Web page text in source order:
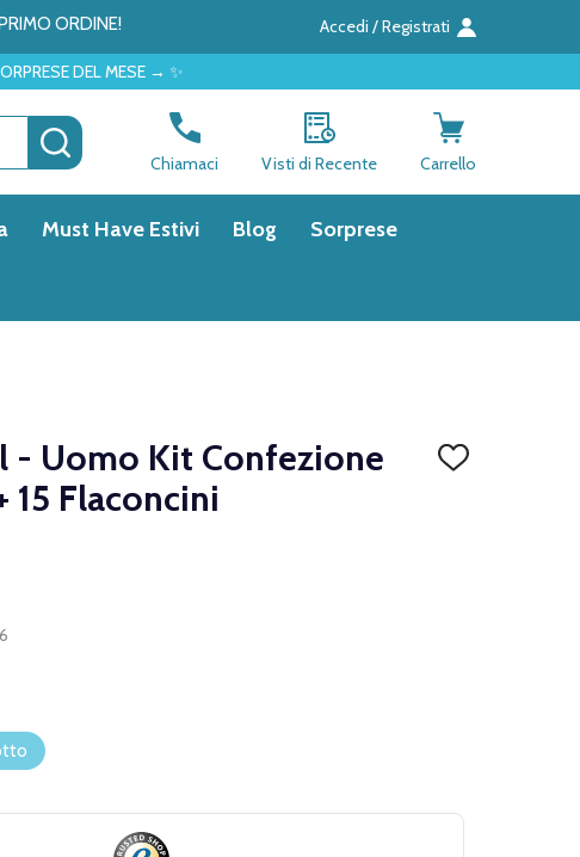
ORDINE! Accedi / Registrati
→ ✨
CERCA
Chiamaci Visti di Recente Carrello
Must Have Estivi Blog Sorprese
- Uomo Kit Confezione
15 Flaconcini
AGGIUNGI